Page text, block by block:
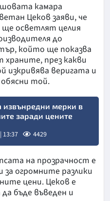
камара
Цеков заяви, че
осветлят целия
до
който ще показва
храните, през какви
изкривява веригата и
обясни той.
извънредни мерки в
заради цените
13:37 4429
на прозрачност е
огромните разлики
цени. Цеков е
бъде въведен и